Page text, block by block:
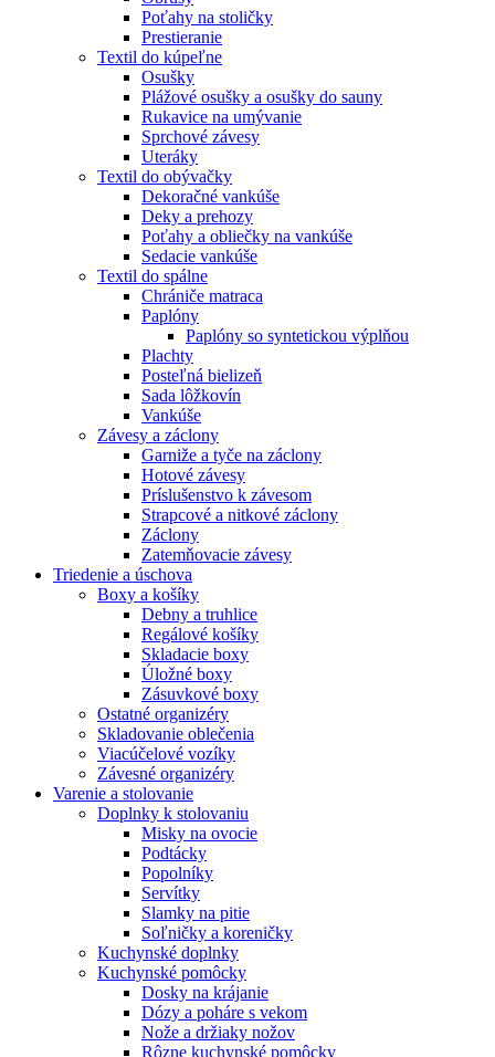
Poťahy na stoličky
Prestieranie
Textil do kúpeľne
Osušky
Plážové osušky a osušky do sauny
Rukavice na umývanie
Sprchové závesy
Uteráky
Textil do obývačky
Dekoračné vankúše
Deky a prehozy
Poťahy a obliečky na vankúše
Sedacie vankúše
Textil do spálne
Chrániče matraca
Paplóny
Paplóny so syntetickou výplňou
Plachty
Posteľná bielizeň
Sada lôžkovín
Vankúše
Závesy a záclony
Garniže a tyče na záclony
Hotové závesy
Príslušenstvo k závesom
Strapcové a nitkové záclony
Záclony
Zatemňovacie závesy
Triedenie a úschova
Boxy a košíky
Debny a truhlice
Regálové košíky
Skladacie boxy
Úložné boxy
Zásuvkové boxy
Ostatné organizéry
Skladovanie oblečenia
Viacúčelové vozíky
Závesné organizéry
Varenie a stolovanie
Doplnky k stolovaniu
Misky na ovocie
Podtácky
Popolníky
Servítky
Slamky na pitie
Soľničky a koreničky
Kuchynské doplnky
Kuchynské pomôcky
Dosky na krájanie
Dózy a poháre s vekom
Nože a držiaky nožov
Rôzne kuchynské pomôcky